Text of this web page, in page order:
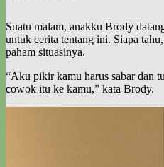
Suatu malam, anakku Brody
untuk cerita tentang ini. Siapa
paham situasinya.
“Aku pikir kamu harus sabar dan
cowok itu ke kamu,” kata Brody.